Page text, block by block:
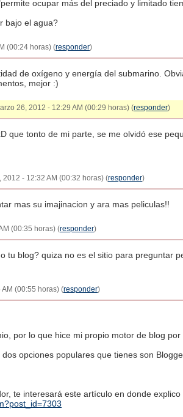
ocupar más del preciado y limitado
bajo el agua?
(00:24 horas) (responder)
de oxígeno y energía del submarino.
mejor :)
26, 2012 - 12:29 AM (00:29 horas) (responder)
que tonto de mi parte, se me olvidó ese
2012 - 12:32 AM (00:32 horas) (responder)
mas su imajinacion y ara mas peliculas!!
(00:35 horas) (responder)
tu blog? quiza no es el sitio para preguntar
(00:55 horas) (responder)
por lo que hice mi propio motor de blog
opciones populares que tienes son
te interesará este artículo en donde